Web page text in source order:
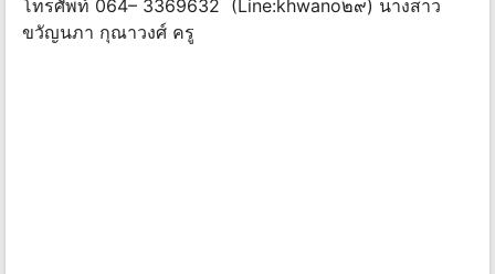
โทรศัพท์ 064– 3369632 (Line:khwano๒๙) นางสาว
ขวัญนภา กุณาวงศ์ ครู